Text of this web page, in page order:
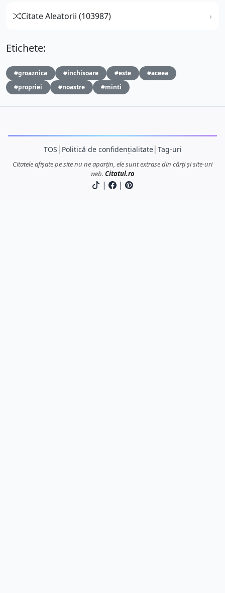
Citate Aleatorii (103987)
Etichete:
#groaznica #inchisoare #este
#aceea
#propriei
#noastre #minti
TOS Politică de confidențialitate│ Tag-uri
Citatele afișate pe site nu ne aparțin, ele sunt extrase din cărți și site-uri
web. Citatul.ro
| |